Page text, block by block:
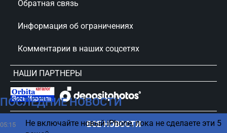
ПОСЛЕДНИЕ НОВОСТИ
05:15
Не включайте новый iPhone, пока не сделаете эти 5
ВСЕ НОВОСТИ
Обратная связь
Информация об ограничениях
Комментарии в наших соцсетях
НАШИ ПАРТНЕРЫ
сursorinfo.co.il © Все права защищены